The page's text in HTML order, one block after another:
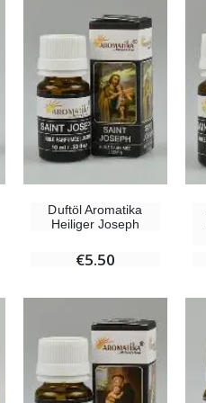
Duftöl Aromatika
Heiliger Joseph
€5.50
-10%
€15.00 €13.50
€21.90
€12.90